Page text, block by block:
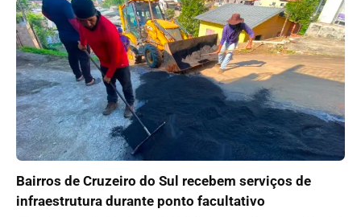
Bairros de Cruzeiro do Sul recebem serviços de
infraestrutura durante ponto facultativo